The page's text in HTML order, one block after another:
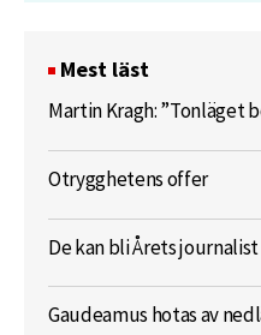
Mest läst
Martin Kragh: ”Tonläget
Otrygghetens offer
De kan bli Årets journalist
Gaudeamus hotas av